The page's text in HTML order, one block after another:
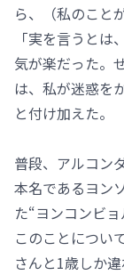
ら、（私のこと
「実を言うと
気が楽だった。
は、私が迷惑を
と付け加えた。
普段、アルコン
本名であるヨン
た“ヨンコンビ
このことについ
さんと1歳しか